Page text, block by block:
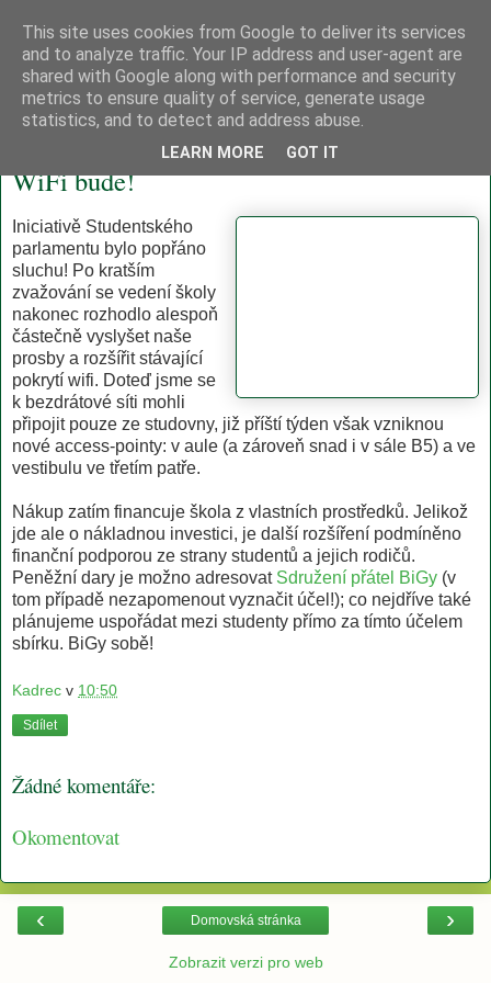
Studentský parlament
WiFi bude!
Iniciativě Studentského
parlamentu bylo popřáno
sluchu! Po kratším
zvažování se vedení školy
nakonec rozhodlo alespoň
částečně vyslyšet naše
prosby a rozšířit stávající
pokrytí wifi. Doteď jsme se
k bezdrátové síti mohli
připojit pouze ze studovny, již příští týden však vzniknou
nové access-pointy: v aule (a zároveň snad i v sále B5) a ve
vestibulu ve třetím patře.
Nákup zatím financuje škola z vlastních prostředků. Jelikož
jde ale o nákladnou investici, je další rozšíření podmíněno
finanční podporou ze strany studentů a jejich rodičů.
Peněžní dary je možno adresovat Sdružení přátel BiGy (v
tom případě nezapomenout vyznačit účel!); co nejdříve také
plánujeme uspořádat mezi studenty přímo za tímto účelem
sbírku. BiGy sobě!
Kadrec v 10:50
Sdílet
Žádné komentáře:
Okomentovat
‹ ›
Domovská stránka
Zobrazit verzi pro web
This site uses cookies from Google to deliver its services
and to analyze traffic. Your IP address and user-agent are
shared with Google along with performance and security
metrics to ensure quality of service, generate usage
statistics, and to detect and address abuse.
LEARN MORE GOT IT